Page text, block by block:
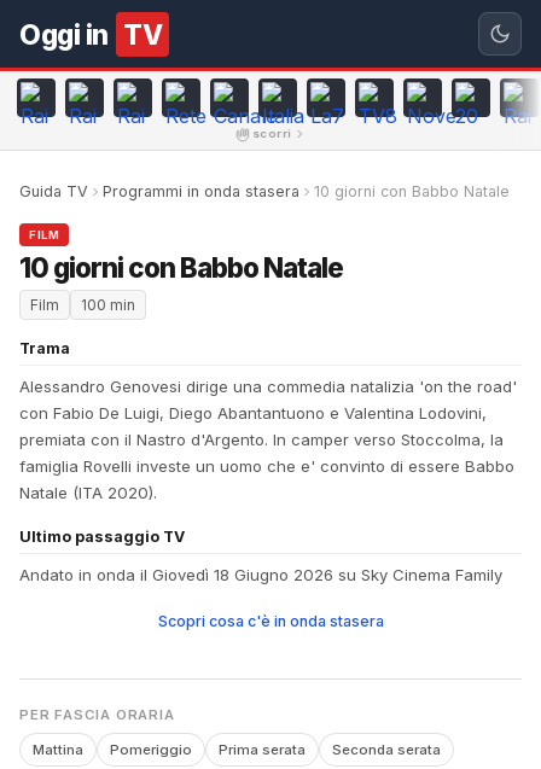
Oggi in TV
scorri
Guida TV Programmi in onda stasera 10 giorni con Babbo Natale
FILM
10 giorni con Babbo Natale
Film 100 min
Trama
Alessandro Genovesi dirige una commedia natalizia 'on the road'
con Fabio De Luigi, Diego Abantantuono e Valentina Lodovini,
premiata con il Nastro d'Argento. In camper verso Stoccolma, la
famiglia Rovelli investe un uomo che e' convinto di essere Babbo
Natale (ITA 2020).
Ultimo passaggio TV
Andato in onda il Giovedì 18 Giugno 2026 su Sky Cinema Family
Scopri cosa c'è in onda stasera
PER FASCIA ORARIA
Mattina Pomeriggio Prima serata Seconda serata